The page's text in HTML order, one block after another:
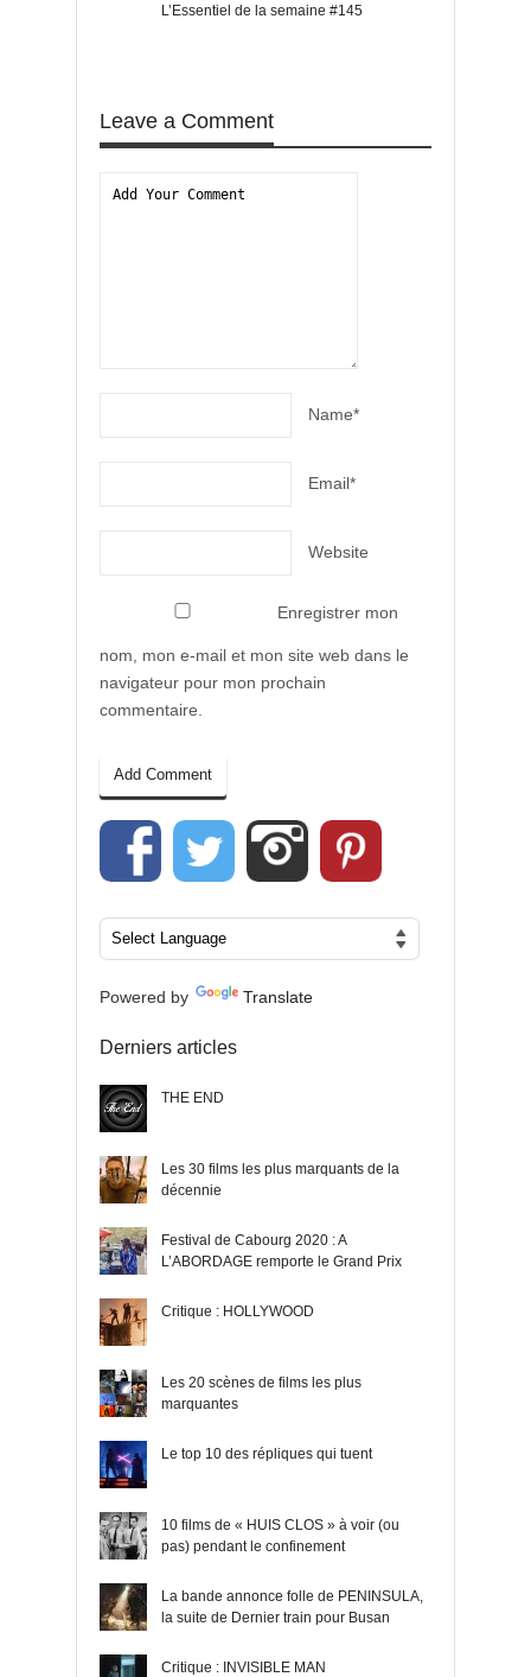
L’Essentiel de la semaine #145
Leave a Comment
Name*
Email*
Website
Enregistrer mon
nom, mon e-mail et mon site web dans le
navigateur pour mon prochain
commentaire.
Powered by Translate
Derniers articles
THE END
Les 30 films les plus marquants de la
décennie
Festival de Cabourg 2020 : A
L’ABORDAGE remporte le Grand Prix
Critique : HOLLYWOOD
Les 20 scènes de films les plus
marquantes
Le top 10 des répliques qui tuent
10 films de « HUIS CLOS » à voir (ou
pas) pendant le confinement
La bande annonce folle de PENINSULA,
la suite de Dernier train pour Busan
Critique : INVISIBLE MAN